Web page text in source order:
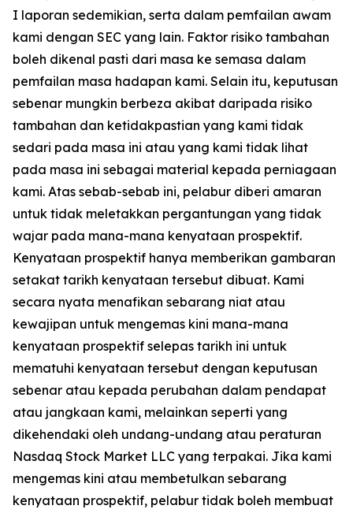
I laporan sedemikian, serta dalam pemfailan awam
kami dengan SEC yang lain. Faktor risiko tambahan
boleh dikenal pasti dari masa ke semasa dalam
pemfailan masa hadapan kami. Selain itu, keputusan
sebenar mungkin berbeza akibat daripada risiko
tambahan dan ketidakpastian yang kami tidak
sedari pada masa ini atau yang kami tidak lihat
pada masa ini sebagai material kepada perniagaan
kami. Atas sebab-sebab ini, pelabur diberi amaran
untuk tidak meletakkan pergantungan yang tidak
wajar pada mana-mana kenyataan prospektif.
Kenyataan prospektif hanya memberikan gambaran
setakat tarikh kenyataan tersebut dibuat. Kami
secara nyata menafikan sebarang niat atau
kewajipan untuk mengemas kini mana-mana
kenyataan prospektif selepas tarikh ini untuk
mematuhi kenyataan tersebut dengan keputusan
sebenar atau kepada perubahan dalam pendapat
atau jangkaan kami, melainkan seperti yang
dikehendaki oleh undang-undang atau peraturan
Nasdaq Stock Market LLC yang terpakai. Jika kami
mengemas kini atau membetulkan sebarang
kenyataan prospektif, pelabur tidak boleh membuat